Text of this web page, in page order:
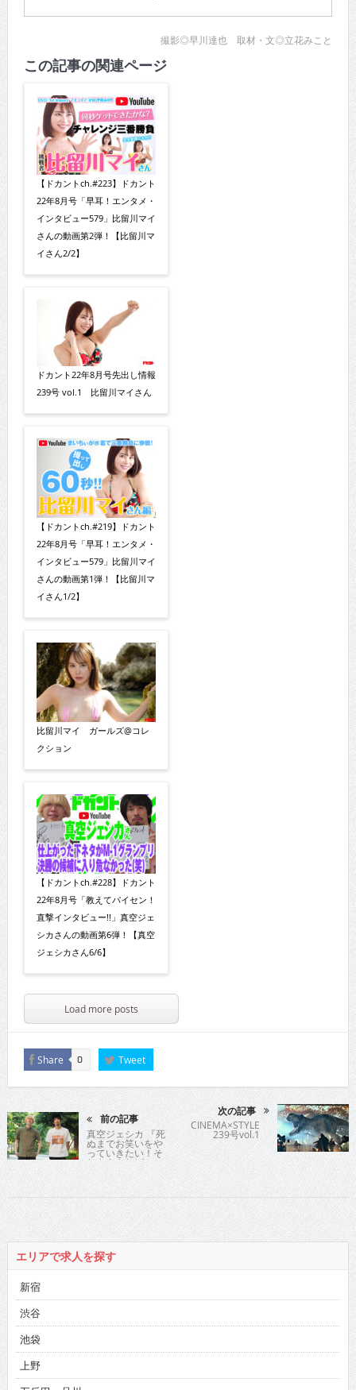
撮影◎早川達也 取材・文◎立花みこと
この記事の関連ページ
【ドカントch.#223】ドカント
22年8月号「早耳！エンタメ・
インタビュー579」比留川マイ
さんの動画第2弾！【比留川マ
イさん2/2】
ドカント22年8月号先出し情報
239号 vol.1 比留川マイさん
【ドカントch.#219】ドカント
22年8月号「早耳！エンタメ・
インタビュー579」比留川マイ
さんの動画第1弾！【比留川マ
イさん1/2】
比留川マイ ガールズ@コレ
クション
【ドカントch.#228】ドカント
22年8月号「教えてパイセン！
直撃インタビュー!!」真空ジェ
シカさんの動画第6弾！【真空
ジェシカさん6/6】
Load more posts
Share 0 Tweet
前の記事
真空ジェシカ 『死
ぬまでお笑いをや
っていきたい！そ
れさえあればい
い！〝まーごめ〟
で』
次の記事
CINEMA×STYLE
239号vol.1
エリアで求人を探す
新宿
渋谷
池袋
上野